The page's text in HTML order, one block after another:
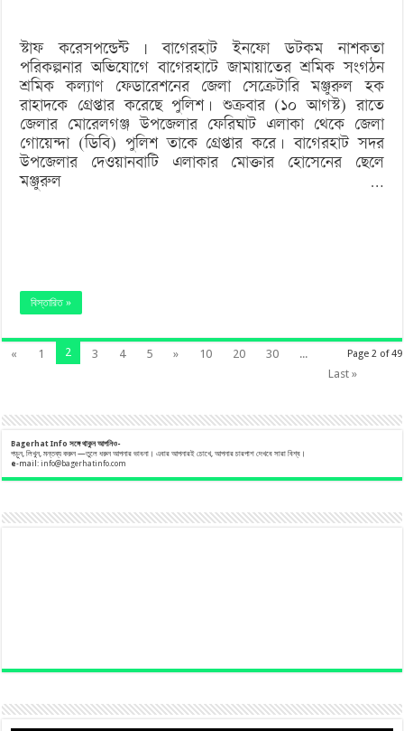
স্টাফ করেসপন্ডেন্ট | বাগেরহাট ইনফো ডটকম নাশকতা
পরিকল্পনার অভিযোগে বাগেরহাটে জামায়াতের শ্রমিক সংগঠন
শ্রমিক কল্যাণ ফেডারেশনের জেলা সেক্রেটারি মঞ্জুরুল হক
রাহাদকে গ্রেপ্তার করেছে পুলিশ। শুক্রবার (১০ আগস্ট) রাতে
জেলার মোরেলগঞ্জ উপজেলার ফেরিঘাট এলাকা থেকে জেলা
গোয়েন্দা (ডিবি) পুলিশ তাকে গ্রেপ্তার করে। বাগেরহাট সদর
উপজেলার দেওয়ানবাটি এলাকার মোক্তার হোসেনের ছেলে
মঞ্জুরুল …
বিস্তারিত »
Page 2 of 49
« 1 2 3 4 5 » 10 20 30
...
Last »
Bagerhat Info সঙ্গেথাকুনআপনিও-
পড়ুন, লিখুন, মন্তব্য করুন —তুলে ধরুন আপনার ভাবনা। এবার আপনারই চোখে, আপনার চারপাশ দেখবে সারা বিশ্ব।
e-mail:info@bagerhatinfo.com